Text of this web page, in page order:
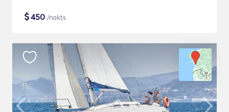
$450 /nakts